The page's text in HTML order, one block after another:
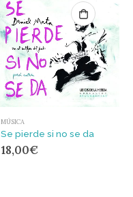
MÚSICA
Se pierde si no se da
18,00€